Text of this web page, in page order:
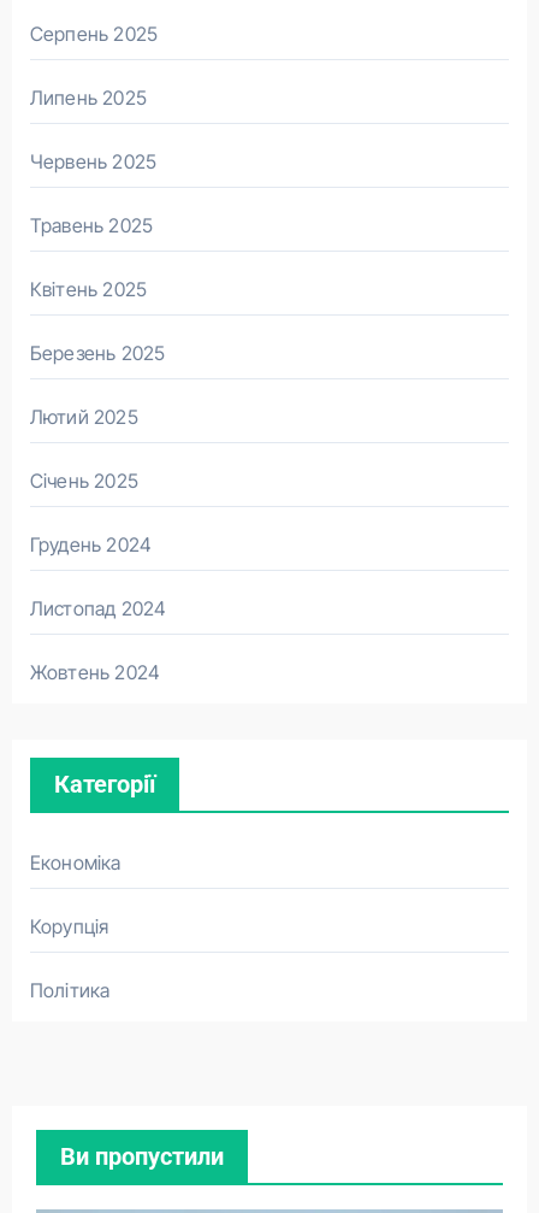
Серпень 2025
Липень 2025
Червень 2025
Травень 2025
Квітень 2025
Березень 2025
Лютий 2025
Січень 2025
Грудень 2024
Листопад 2024
Жовтень 2024
Категорії
Економіка
Корупція
Політика
Ви пропустили